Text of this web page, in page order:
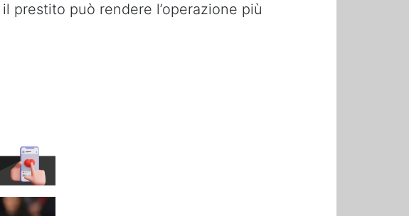
prestito può rendere l’operazione più